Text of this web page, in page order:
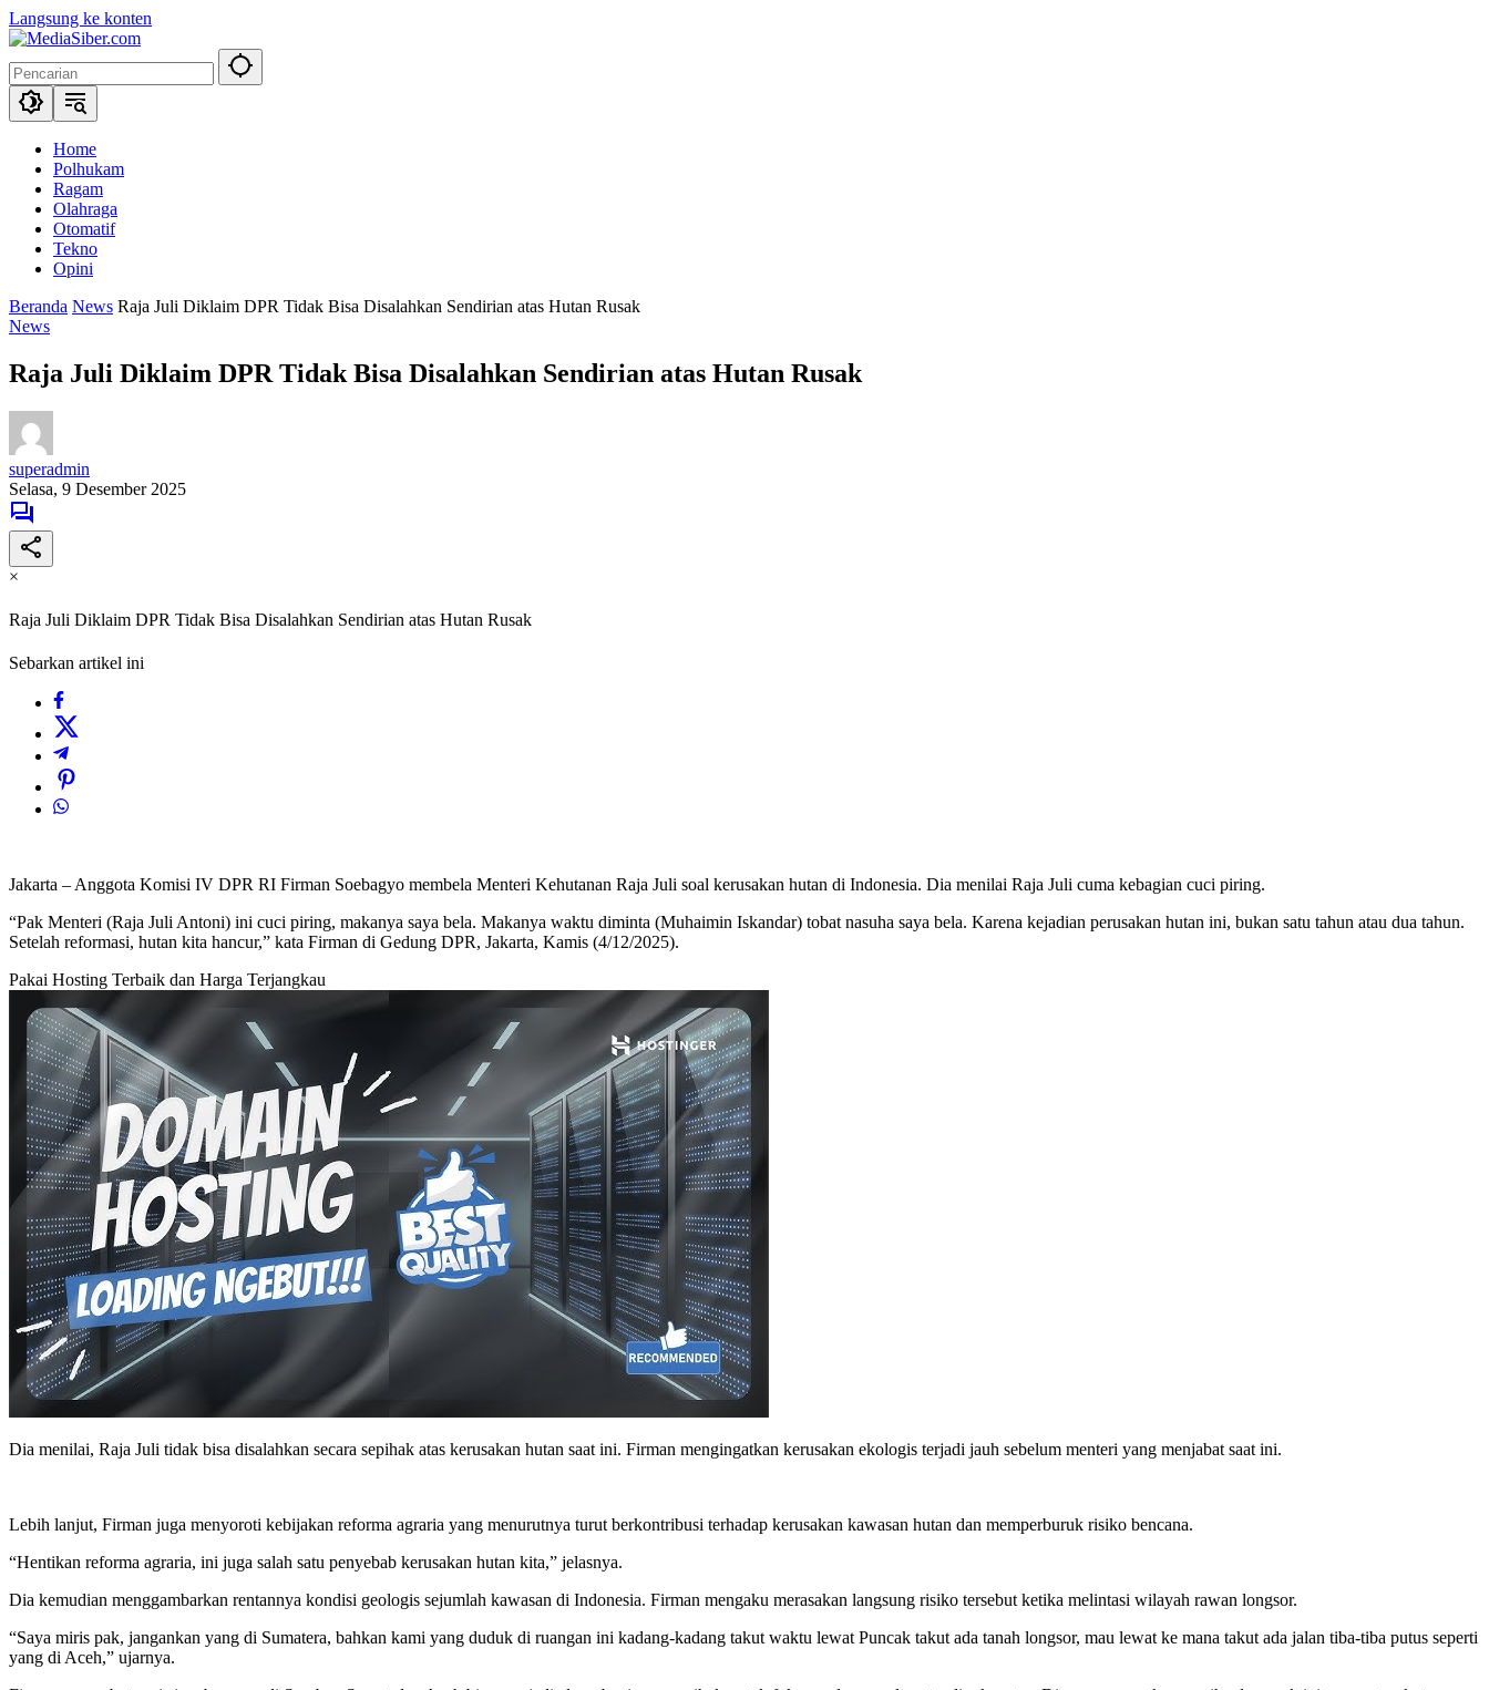
Langsung ke konten
Home
Polhukam
Ragam
Olahraga
Otomatif
Tekno
Opini
Beranda News Raja Juli Diklaim DPR Tidak Bisa Disalahkan Sendirian atas Hutan Rusak
News
Raja Juli Diklaim DPR Tidak Bisa Disalahkan Sendirian atas Hutan Rusak
superadmin
Selasa, 9 Desember 2025
×
Raja Juli Diklaim DPR Tidak Bisa Disalahkan Sendirian atas Hutan Rusak
Sebarkan artikel ini
Jakarta – Anggota Komisi IV DPR RI Firman Soebagyo membela Menteri Kehutanan Raja Juli soal kerusakan hutan di Indonesia. Dia menilai Raja Juli cuma kebagian cuci piring.
“Pak Menteri (Raja Juli Antoni) ini cuci piring, makanya saya bela. Makanya waktu diminta (Muhaimin Iskandar) tobat nasuha saya bela. Karena kejadian perusakan hutan ini, bukan satu tahun atau dua tahun.
Setelah reformasi, hutan kita hancur,” kata Firman di Gedung DPR, Jakarta, Kamis (4/12/2025).
Pakai Hosting Terbaik dan Harga Terjangkau
Dia menilai, Raja Juli tidak bisa disalahkan secara sepihak atas kerusakan hutan saat ini. Firman mengingatkan kerusakan ekologis terjadi jauh sebelum menteri yang menjabat saat ini.
Lebih lanjut, Firman juga menyoroti kebijakan reforma agraria yang menurutnya turut berkontribusi terhadap kerusakan kawasan hutan dan memperburuk risiko bencana.
“Hentikan reforma agraria, ini juga salah satu penyebab kerusakan hutan kita,” jelasnya.
Dia kemudian menggambarkan rentannya kondisi geologis sejumlah kawasan di Indonesia. Firman mengaku merasakan langsung risiko tersebut ketika melintasi wilayah rawan longsor.
“Saya miris pak, jangankan yang di Sumatera, bahkan kami yang duduk di ruangan ini kadang-kadang takut waktu lewat Puncak takut ada tanah longsor, mau lewat ke mana takut ada jalan tiba-tiba putus seperti
yang di Aceh,” ujarnya.